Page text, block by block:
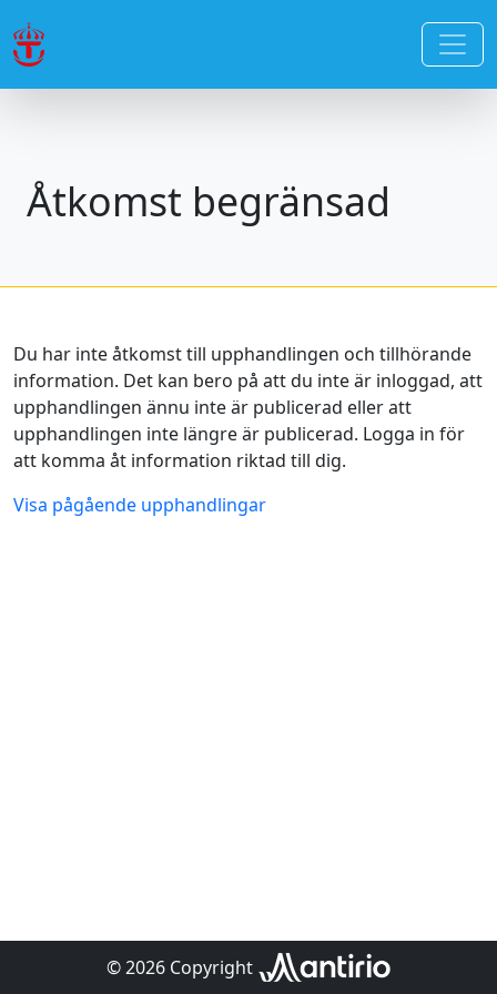
Åtkomst begränsad
Du har inte åtkomst till upphandlingen och tillhörande
information. Det kan bero på att du inte är inloggad, att
upphandlingen ännu inte är publicerad eller att
upphandlingen inte längre är publicerad. Logga in för
att komma åt information riktad till dig.
Visa pågående upphandlingar
© 2026 Copyright